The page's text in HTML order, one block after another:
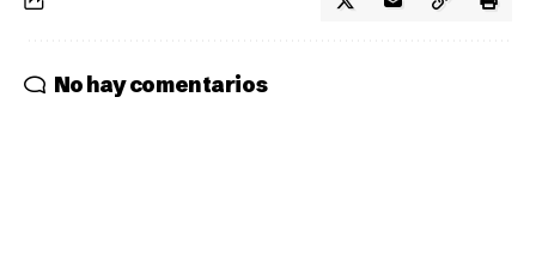
No hay comentarios